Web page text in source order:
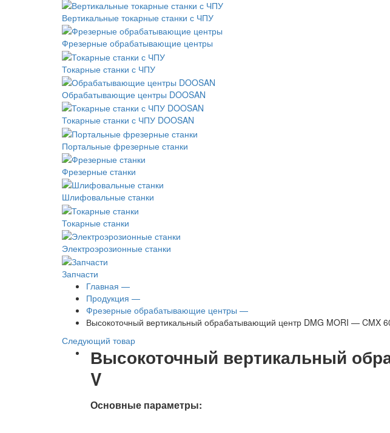
Вертикальные токарные станки с ЧПУ
Фрезерные обрабатывающие центры
Токарные станки с ЧПУ
Обрабатывающие центры DOOSAN
Токарные станки с ЧПУ DOOSAN
Портальные фрезерные станки
Фрезерные станки
Шлифовальные станки
Токарные станки
Электроэрозионные станки
Запчасти
Главная —
Продукция —
Фрезерные обрабатывающие центры —
Высокоточный вертикальный обрабатывающий центр DMG MORI — CMX
Следующий товар
Высокоточный вертикальный
V
Основные параметры: